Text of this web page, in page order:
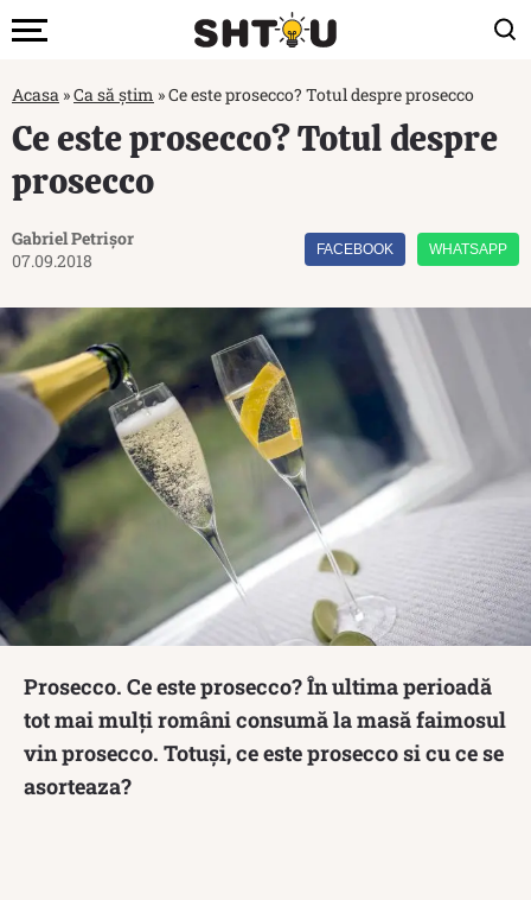
Acasa »Ca să știm »Ce este prosecco? Totul despre prosecco
Ce este prosecco? Totul despre
prosecco
Gabriel Petrișor
07.09.2018
FACEBOOK WHATSAPP
Prosecco. Ce este prosecco? În ultima perioadă
tot mai mulți români consumă la masă faimosul
vin prosecco. Totuși, ce este prosecco si cu ce se
asorteaza?